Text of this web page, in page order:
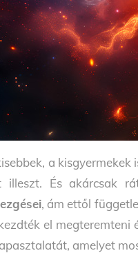
a
illeszt. És akárcsak
, ám ettől
el
amelyet